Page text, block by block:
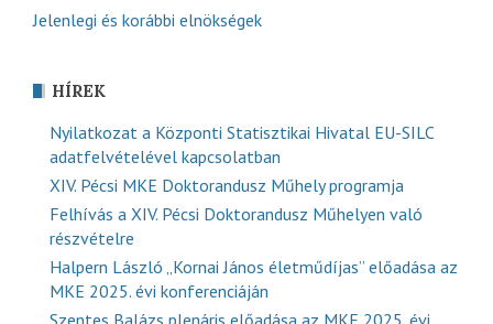
Jelenlegi és korábbi elnökségek
HÍREK
Nyilatkozat a Központi Statisztikai Hivatal EU-SILC
adatfelvételével kapcsolatban
XIV. Pécsi MKE Doktorandusz Műhely programja
Felhívás a XIV. Pécsi Doktorandusz Műhelyen való
részvételre
Halpern László „Kornai János életműdíjas” előadása az
MKE 2025. évi konferenciáján
Szentes Balázs plenáris előadása az MKE 2025. évi